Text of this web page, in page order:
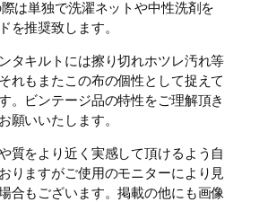
は単独で洗濯ネットや中性洗剤を
を推奨致します。
タキルトには擦り切れホツレ汚れ等
れもまたこの布の個性として捉えて
。ビンテージ品の特性をご理解頂き
願いいたします。
質をより近く実感して頂けるよう自
りますがご使用のモニターにより見
合もございます。掲載の他にも画像